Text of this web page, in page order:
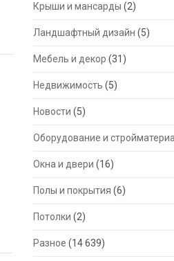
Крыши и мансарды (2)
Ландшафтный дизайн (5)
Мебель и декор (31)
Недвижимость (5)
Новости (5)
Оборудование и
Окна и двери (16)
Полы и покрытия (6)
Потолки (2)
Разное (14 639)